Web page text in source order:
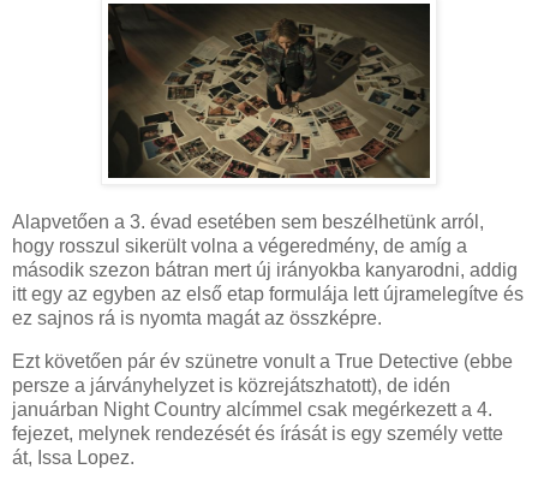
Alapvetően a 3. évad esetében sem beszélhetünk arról,
hogy rosszul sikerült volna a végeredmény, de amíg a
második szezon bátran mert új irányokba kanyarodni, addig
itt egy az egyben az első etap formulája lett újramelegítve és
ez sajnos rá is nyomta magát az összképre.
Ezt követően pár év szünetre vonult a True Detective (ebbe
persze a járványhelyzet is közrejátszhatott), de idén
januárban Night Country alcímmel csak megérkezett a 4.
fejezet, melynek rendezését és írását is egy személy vette
át, Issa Lopez.